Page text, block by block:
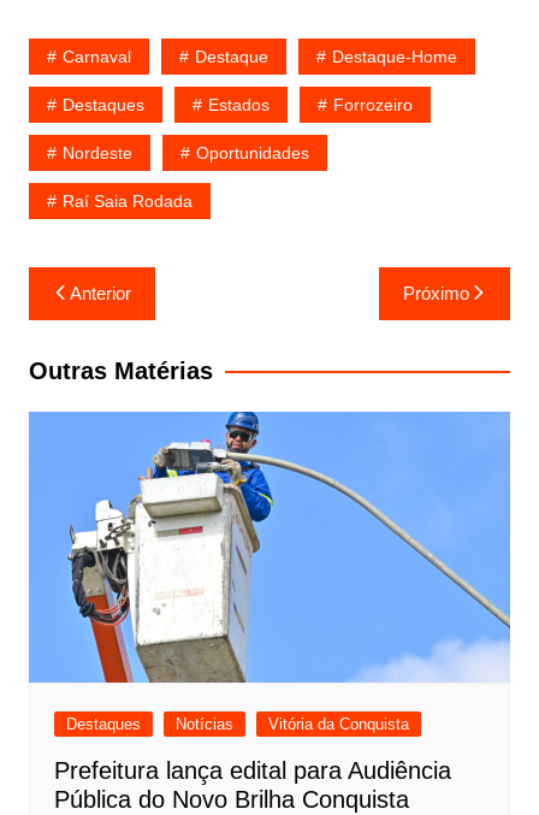
Carnaval Destaque Destaque-Home
Destaques Estados Forrozeiro
Nordeste Oportunidades
Raí Saia Rodada
Navegação
de
Post
Anterior Próximo
Outras Matérias
Destaques Notícias Vitória da Conquista
Prefeitura lança edital para Audiência
Pública do Novo Brilha Conquista